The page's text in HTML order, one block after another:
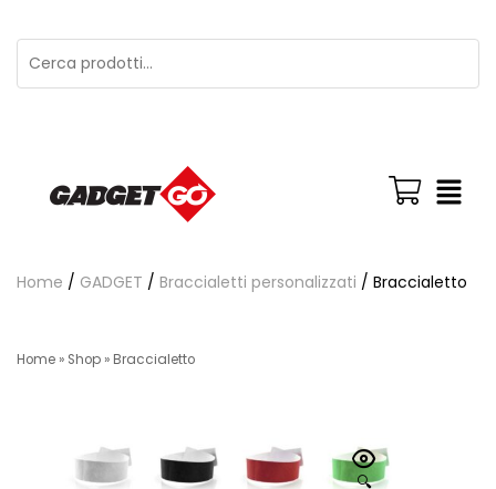
Home / GADGET / Braccialetti personalizzati / Braccialetto
Home » Shop » Braccialetto
🔍